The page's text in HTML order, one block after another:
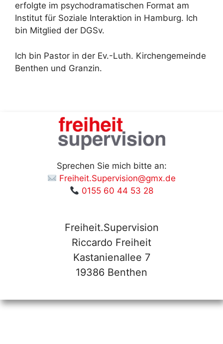
erfolgte im psychodramatischen Format am
Institut für Soziale Interaktion in Hamburg. Ich
bin Mitglied der DGSv.
Ich bin Pastor in der Ev.-Luth. Kirchengemeinde
Benthen und Granzin.
Sprechen Sie mich bitte an:
Freiheit.Supervision@gmx.de
0155 60 44 53 28
Freiheit.Supervision
Riccardo Freiheit
Kastanienallee 7
19386 Benthen